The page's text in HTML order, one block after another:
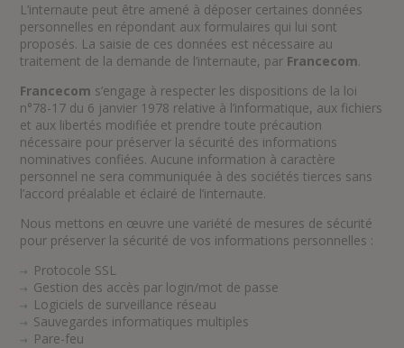
L’internaute peut être amené à déposer certaines données
personnelles en répondant aux formulaires qui lui sont
proposés. La saisie de ces données est nécessaire au
traitement de la demande de l’internaute, par Francecom.
Francecom s’engage à respecter les dispositions de la loi
n°78-17 du 6 janvier 1978 relative à l’informatique, aux fichiers
et aux libertés modifiée et prendre toute précaution
nécessaire pour préserver la sécurité des informations
nominatives confiées. Aucune information à caractère
personnel ne sera communiquée à des sociétés tierces sans
l’accord préalable et éclairé de l’internaute.
Nous mettons en œuvre une variété de mesures de sécurité
pour préserver la sécurité de vos informations personnelles :
Protocole SSL
Gestion des accès par login/mot de passe
Logiciels de surveillance réseau
Sauvegardes informatiques multiples
Pare-feu